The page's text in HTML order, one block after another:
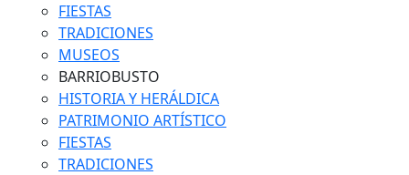
FIESTAS
TRADICIONES
MUSEOS
BARRIOBUSTO
HISTORIA Y HERÁLDICA
PATRIMONIO ARTÍSTICO
FIESTAS
TRADICIONES